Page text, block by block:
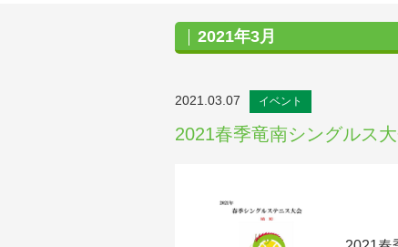
2021年3月
2021.03.07 イベント
2021春季竜南シングルス